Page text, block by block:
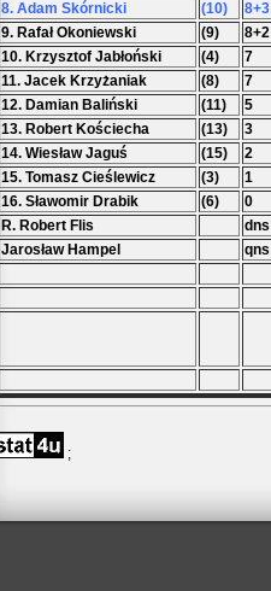
8. Adam Skórnicki
(10) 8+3
9. Rafał Okoniewski
(9) 8+2
10. Krzysztof Jabłoński
(4) 7
11. Jacek Krzyżaniak
(8) 7
12. Damian Baliński
(11) 5
13. Robert Kościecha
(13) 3
14. Wiesław Jaguś
(15) 2
15. Tomasz Cieślewicz
(3) 1
16. Sławomir Drabik
(6) 0
R. Robert Flis
dns
Jarosław Hampel
qns
;